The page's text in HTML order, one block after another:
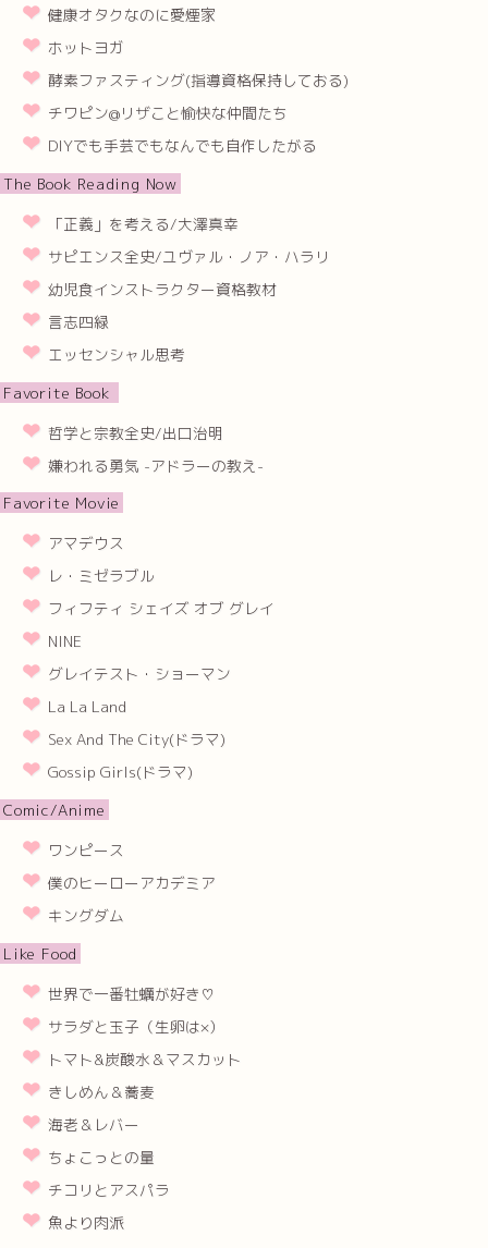
健康オタクなのに愛煙家
ホットヨガ
酵素ファスティング(指導資格保持しておる)
チワピン@リザこと愉快な仲間たち
DIYでも手芸でもなんでも自作したがる
The Book Reading Now
「正義」を考える/大澤真幸
サピエンス全史/ユヴァル・ノア・ハラリ
幼児食インストラクター資格教材
言志四緑
エッセンシャル思考
Favorite Book
哲学と宗教全史/出口治明
嫌われる勇気 -アドラーの教え-
Favorite Movie
アマデウス
レ・ミゼラブル
フィフティ シェイズ オブ グレイ
NINE
グレイテスト・ショーマン
La La Land
Sex And The City(ドラマ)
Gossip Girls(ドラマ)
Comic/Anime
ワンピース
僕のヒーローアカデミア
キングダム
Like Food
世界で一番牡蠣が好き♡
サラダと玉子（生卵は×）
トマト&炭酸水＆マスカット
きしめん＆蕎麦
海老＆レバー
ちょこっとの量
チコリとアスパラ
魚より肉派